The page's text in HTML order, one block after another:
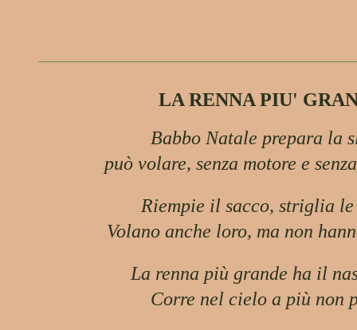
LA RENNA PIU'
Babbo Natale prepara la
può volare, senza motore e
Riempie il sacco, striglia le
Volano anche loro, ma non
La renna più grande ha il
Corre nel cielo a più non